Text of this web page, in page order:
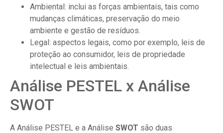
Ambiental: inclui as forças ambientais, tais como
mudanças climáticas, preservação do meio
ambiente e gestão de resíduos.
Legal: aspectos legais, como por exemplo, leis de
proteção ao consumidor, leis de propriedade
intelectual e leis ambientais.
Análise PESTEL x Análise
SWOT
A Análise PESTEL e a Análise SWOT são duas